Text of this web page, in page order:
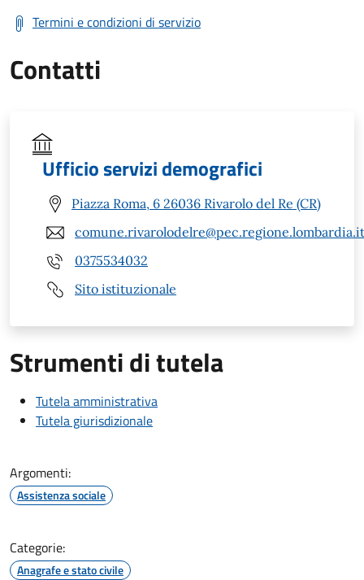
Termini e condizioni di servizio
Contatti
Ufficio servizi demografici
Piazza Roma, 6 26036 Rivarolo del Re (CR)
comune.rivarolodelre@pec.regione.lombardia.it
0375534032
Sito istituzionale
Strumenti di tutela
Tutela amministrativa
Tutela giurisdizionale
Argomenti:
Assistenza sociale
Categorie:
Anagrafe e stato civile